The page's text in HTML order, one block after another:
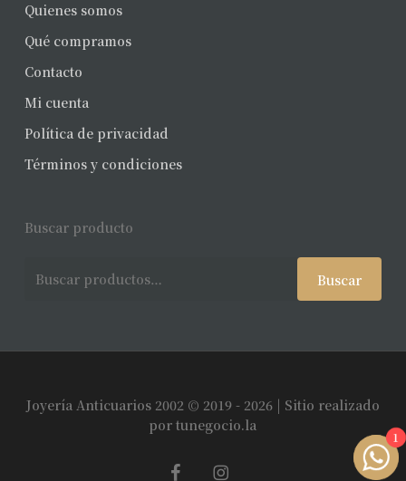
Ver Carrito Finalizar Compra
Quienes somos
Qué compramos
Contacto
Mi cuenta
Política de privacidad
Términos y condiciones
Buscar producto
Buscar
Joyería Anticuarios 2002 © 2019 - 2026 | Sitio realizado
portunegocio.la
facebookinstagram
1